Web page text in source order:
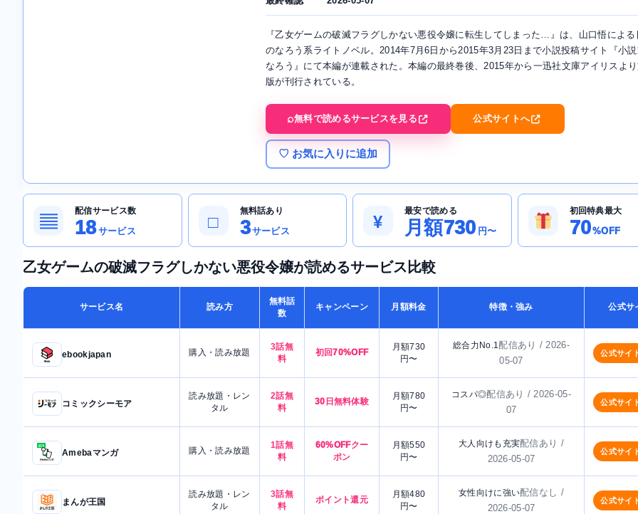
『乙女ゲームの破滅フラグしかない悪役令嬢に転生してしまった…』は、山口悟による
のなろう系ライトノベル。2014年7月6日から2015年3月23日まで小説投稿サイト『小
なろう』にて本編が連載された。本編の最終巻後、2015年から一迅社文庫アイリスよ
版が刊行されている。
無料で読めるサービスを見る 公式サイトへ
♡ お気に入りに追加
▤
配信サービス数
18サービス □
無料話あり
3サービス ¥
最安で読める
月額730 円〜
初回特典最大
70%OFF
乙女ゲームの破滅フラグしかない悪役令嬢が読めるサービス比較
サービス名 読み方
無料話
数
キャンペーン 月額料金 特徴・強み 公式サ
ebookjapan 購入・読み放題
3話無
料
初回70%OFF
月額730
円〜
総合力No.1配信あり / 2026-
05-07
公式サイ
コミックシーモア
読み放題・レン
タル
2話無
料
30日無料体験
月額780
円〜
コスパ◎配信あり / 2026-05-
07
公式サイ
Amebaマンガ 購入・読み放題
1話無
料
60%OFFクー
ポン
月額550
円〜
大人向けも充実配信あり /
2026-05-07
公式サイ
まんが王国
読み放題・レン
タル
3話無
料
ポイント還元
月額480
円〜
女性向けに強い配信なし /
2026-05-07
公式サイ